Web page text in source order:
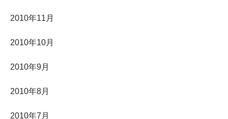
2010年11月
2010年10月
2010年9月
2010年8月
2010年7月